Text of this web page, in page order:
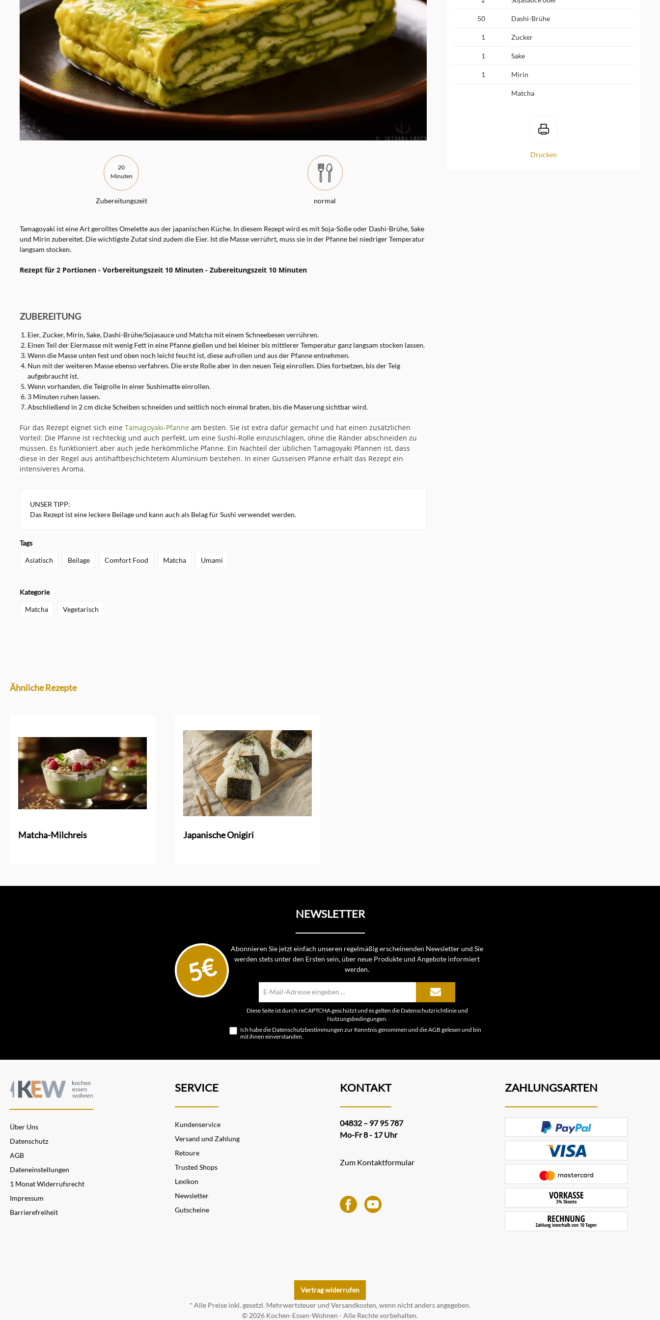
20
Minuten
Zubereitungszeit normal
Tamagoyaki ist eine Art gerolltes Omelette aus der japanischen Küche. In diesem Rezept wird es mit Soja-Soße oder Dashi-Brühe, Sake
und Mirin zubereitet. Die wichtigste Zutat sind zudem die Eier. Ist die Masse verrührt, muss sie in der Pfanne bei niedriger Temperatur
langsam stocken.
Rezept für 2 Portionen - Vorbereitungszeit 10 Minuten - Zubereitungszeit 10 Minuten
ZUBEREITUNG
Eier, Zucker, Mirin, Sake, Dashi-Brühe/Sojasauce und Matcha mit einem Schneebesen verrühren.
Einen Teil der Eiermasse mit wenig Fett in eine Pfanne gießen und bei kleiner bis mittlerer Temperatur ganz langsam stocken lassen.
Wenn die Masse unten fest und oben noch leicht feucht ist, diese aufrollen und aus der Pfanne entnehmen.
Nun mit der weiteren Masse ebenso verfahren. Die erste Rolle aber in den neuen Teig einrollen. Dies fortsetzen, bis der Teig
aufgebraucht ist.
Wenn vorhanden, die Teigrolle in einer Sushimatte einrollen.
3 Minuten ruhen lassen.
Abschließend in 2 cm dicke Scheiben schneiden und seitlich noch einmal braten, bis die Maserung sichtbar wird.
Für das Rezept eignet sich eine Tamagoyaki-Pfanne am besten. Sie ist extra dafür gemacht und hat einen zusätzlichen
Vorteil: Die Pfanne ist rechteckig und auch perfekt, um eine Sushi-Rolle einzuschlagen, ohne die Ränder abschneiden zu
müssen. Es funktioniert aber auch jede herkömmliche Pfanne. Ein Nachteil der üblichen Tamagoyaki Pfannen ist, dass
diese in der Regel aus antihaftbeschichtetem Aluminium bestehen. In einer Gusseisen Pfanne erhält das Rezept ein
intensiveres Aroma.
UNSER TIPP:
Das Rezept ist eine leckere Beilage und kann auch als Belag für Sushi verwendet werden.
Tags
Asiatisch Beilage Comfort Food Matcha Umami
Kategorie
Matcha Vegetarisch
50 Dashi-Brühe
1 Zucker
1 Sake
1 Mirin
Matcha
Drucken
Ähnliche Rezepte
Matcha-Milchreis Japanische Onigiri
NEWSLETTER
5€
Abonnieren Sie jetzt einfach unseren regelmäßig erscheinenden Newsletter und Sie
werden stets unter den Ersten sein, über neue Produkte und Angebote informiert
werden.
Mail-
Adresse*
Diese Seite ist durch reCAPTCHA geschützt und es gelten die Datenschutzrichtlinieund
Nutzungsbedingungen
Ich habe die Datenschutzbestimmungen zur Kenntnis genommen und dieAGB gelesen und bin
mit ihnen einverstanden.
Über Uns
Datenschutz
AGB
Dateneinstellungen
1 Monat Widerrufsrecht
Impressum
Barrierefreiheit
SERVICE
Kundenservice
Versand und Zahlung
Retoure
Trusted Shops
Lexikon
Newsletter
Gutscheine
KONTAKT
04832 – 97 95 787
Mo-Fr 8 - 17 Uhr
Zum Kontaktformular
ZAHLUNGSARTEN
Vertrag widerrufen
* Alle Preise inkl. gesetzl. Mehrwertsteuer und Versandkosten, wenn nicht anders angegeben.
© 2026 Kochen-Essen-Wohnen - Alle Rechte vorbehalten.